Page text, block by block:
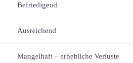
Befriedigend
Ausreichend
Mangelhaft – erhebliche Verluste